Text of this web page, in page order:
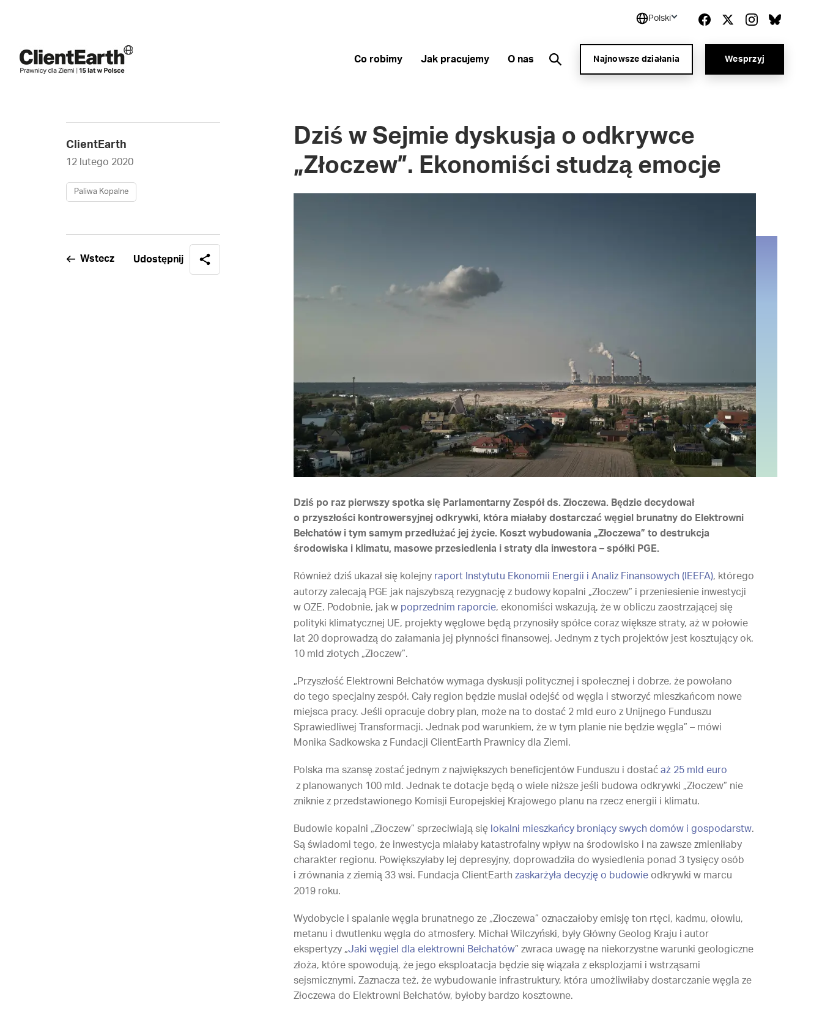
Polski
Co robimy Jak pracujemy O nas Najnowsze działania Wesprzyj
ClientEarth
12 lutego 2020
Paliwa Kopalne
Wstecz Udostępnij
Dziś w Sejmie dyskusja o odkrywce
„Złoczew”. Ekonomiści studzą emocje
Dziś po raz pierwszy spotka się Parlamentarny Zespół ds. Złoczewa. Będzie decydował
o przyszłości kontrowersyjnej odkrywki, która miałaby dostarczać węgiel brunatny do Elektrowni
Bełchatów i tym samym przedłużać jej życie. Koszt wybudowania „Złoczewa” to destrukcja
środowiska i klimatu, masowe przesiedlenia i straty dla inwestora – spółki PGE.
Również dziś ukazał się kolejny raport Instytutu Ekonomii Energii i Analiz Finansowych (IEEFA), którego
autorzy zalecają PGE jak najszybszą rezygnację z budowy kopalni „Złoczew” i przeniesienie inwestycji
w OZE. Podobnie, jak w poprzednim raporcie, ekonomiści wskazują, że w obliczu zaostrzającej się
polityki klimatycznej UE, projekty węglowe będą przynosiły spółce coraz większe straty, aż w połowie
lat 20 doprowadzą do załamania jej płynności finansowej. Jednym z tych projektów jest kosztujący ok.
10 mld złotych „Złoczew”.
„Przyszłość Elektrowni Bełchatów wymaga dyskusji politycznej i społecznej i dobrze, że powołano
do tego specjalny zespół. Cały region będzie musiał odejść od węgla i stworzyć mieszkańcom nowe
miejsca pracy. Jeśli opracuje dobry plan, może na to dostać 2 mld euro z Unijnego Funduszu
Sprawiedliwej Transformacji. Jednak pod warunkiem, że w tym planie nie będzie węgla” – mówi
Monika Sadkowska z Fundacji ClientEarth Prawnicy dla Ziemi.
Polska ma szansę zostać jednym z największych beneficjentów Funduszu i dostaćaż 25 mld euro
z planowanych 100 mld. Jednak te dotacje będą o wiele niższe jeśli budowa odkrywki „Złoczew” nie
zniknie z przedstawionego Komisji Europejskiej Krajowego planu na rzecz energii i klimatu.
Budowie kopalni „Złoczew” sprzeciwiają się lokalni mieszkańcy broniący swych domów i gospodarstw.
Są świadomi tego, że inwestycja miałaby katastrofalny wpływ na środowisko i na zawsze zmieniłaby
charakter regionu. Powiększyłaby lej depresyjny, doprowadziła do wysiedlenia ponad 3 tysięcy osób
i zrównania z ziemią 33 wsi. Fundacja ClientEarthzaskarżyła decyzję o budowie odkrywki w marcu
2019 roku.
Wydobycie i spalanie węgla brunatnego ze „Złoczewa” oznaczałoby emisję ton rtęci, kadmu, ołowiu,
metanu i dwutlenku węgla do atmosfery. Michał Wilczyński, były Główny Geolog Kraju i autor
ekspertyzy „Jaki węgiel dla elektrowni Bełchatów” zwraca uwagę na niekorzystne warunki geologiczne
złoża, które spowodują, że jego eksploatacja będzie się wiązała z eksplozjami i wstrząsami
sejsmicznymi. Zaznacza też, że wybudowanie infrastruktury, która umożliwiłaby dostarczanie węgla ze
Złoczewa do Elektrowni Bełchatów, byłoby bardzo kosztowne.